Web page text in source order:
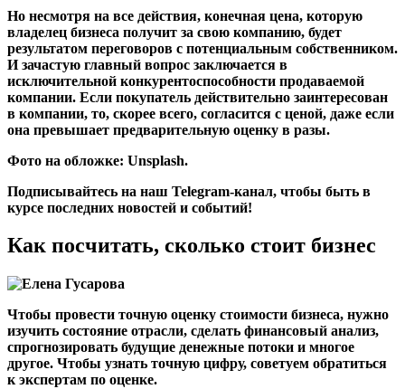
Но несмотря на все действия, конечная цена, которую
владелец бизнеса получит за свою компанию, будет
результатом переговоров с потенциальным собственником.
И зачастую главный вопрос заключается в
исключительной конкурентоспособности продаваемой
компании. Если покупатель действительно заинтересован
в компании, то, скорее всего, согласится с ценой, даже если
она превышает предварительную оценку в разы.
Фото на обложке: Unsplash.
Подписывайтесь на наш Telegram-канал, чтобы быть в
курсе последних новостей и событий!
Как посчитать, сколько стоит бизнес
Чтобы провести точную оценку стоимости бизнеса, нужно
изучить состояние отрасли, сделать финансовый анализ,
спрогнозировать будущие денежные потоки и многое
другое. Чтобы узнать точную цифру, советуем обратиться
к экспертам по оценке.